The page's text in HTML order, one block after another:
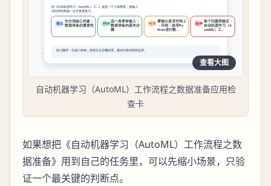
查看大图
自动机器学习（AutoML）工作流程之数据准备应用检
查卡
如果想把《自动机器学习（AutoML）工作流程之数
据准备》用到自己的任务里，可以先缩小场景，只验
证一个最关键的判断点。